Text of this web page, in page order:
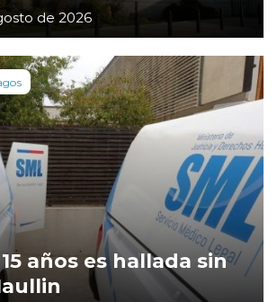
de 2026
años es hallada sin